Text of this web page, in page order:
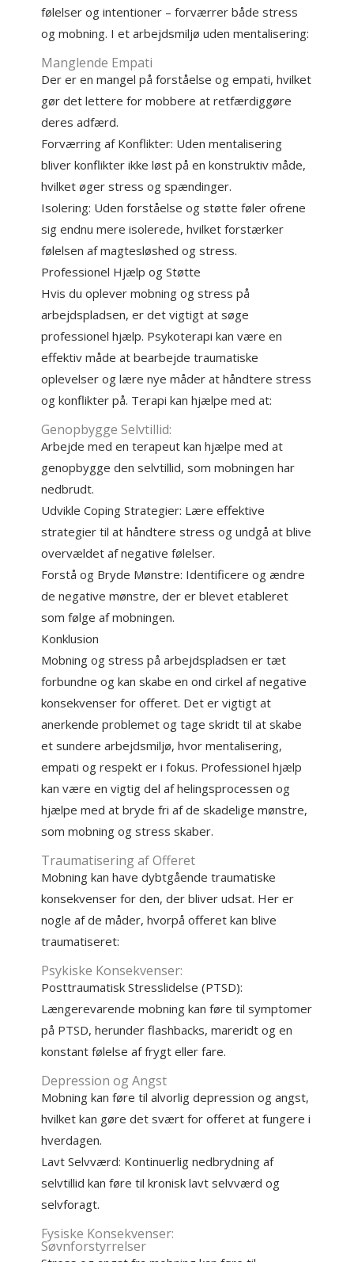
følelser og intentioner – forværrer både stress
og mobning. I et arbejdsmiljø uden mentalisering:
Manglende Empati
Der er en mangel på forståelse og empati, hvilket
gør det lettere for mobbere at retfærdiggøre
deres adfærd.
Forværring af Konflikter: Uden mentalisering
bliver konflikter ikke løst på en konstruktiv måde,
hvilket øger stress og spændinger.
Isolering: Uden forståelse og støtte føler ofrene
sig endnu mere isolerede, hvilket forstærker
følelsen af magtesløshed og stress.
Professionel Hjælp og Støtte
Hvis du oplever mobning og stress på
arbejdspladsen, er det vigtigt at søge
professionel hjælp. Psykoterapi kan være en
effektiv måde at bearbejde traumatiske
oplevelser og lære nye måder at håndtere stress
og konflikter på. Terapi kan hjælpe med at:
Genopbygge Selvtillid:
Arbejde med en terapeut kan hjælpe med at
genopbygge den selvtillid, som mobningen har
nedbrudt.
Udvikle Coping Strategier: Lære effektive
strategier til at håndtere stress og undgå at blive
overvældet af negative følelser.
Forstå og Bryde Mønstre: Identificere og ændre
de negative mønstre, der er blevet etableret
som følge af mobningen.
Konklusion
Mobning og stress på arbejdspladsen er tæt
forbundne og kan skabe en ond cirkel af negative
konsekvenser for offeret. Det er vigtigt at
anerkende problemet og tage skridt til at skabe
et sundere arbejdsmiljø, hvor mentalisering,
empati og respekt er i fokus. Professionel hjælp
kan være en vigtig del af helingsprocessen og
hjælpe med at bryde fri af de skadelige mønstre,
som mobning og stress skaber.
Traumatisering af Offeret
Mobning kan have dybtgående traumatiske
konsekvenser for den, der bliver udsat. Her er
nogle af de måder, hvorpå offeret kan blive
traumatiseret:
Psykiske Konsekvenser:
Posttraumatisk Stresslidelse (PTSD):
Længerevarende mobning kan føre til symptomer
på PTSD, herunder flashbacks, mareridt og en
konstant følelse af frygt eller fare.
Depression og Angst
Mobning kan føre til alvorlig depression og angst,
hvilket kan gøre det svært for offeret at fungere i
hverdagen.
Lavt Selvværd: Kontinuerlig nedbrydning af
selvtillid kan føre til kronisk lavt selvværd og
selvforagt.
Fysiske Konsekvenser:
Søvnforstyrrelser